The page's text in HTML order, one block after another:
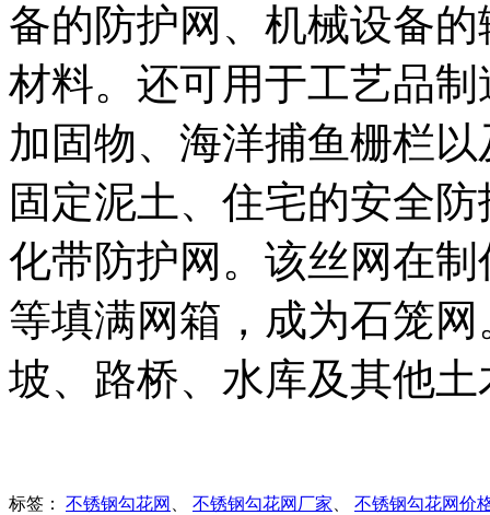
备的防护网、机械设备
材料。还可用于工艺品
加固物、海洋捕鱼栅栏
固定泥土、住宅的安全
化带防护网。该丝网在
等填满网箱，成为石笼
坡、路桥、水库及其他
标签： 不锈钢勾花网 不锈钢勾花网厂家 不锈钢勾花网价